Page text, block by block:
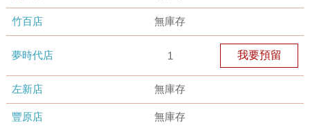
竹百店 無庫存
夢時代店 1 我要預留
左新店 無庫存
豐原店 無庫存